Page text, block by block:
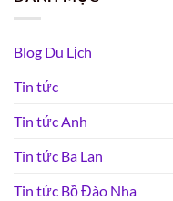
Blog Du Lịch
Tin tức
Tin tức Anh
Tin tức Ba Lan
Tin tức Bồ Đào Nha